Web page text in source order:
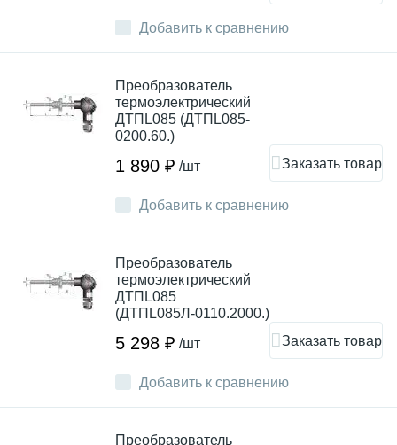
Добавить к сравнению
Добавить к сравнению
Преобразователь
термоэлектрический
ДТПL085 (ДТПL085-
0200.60.)
1 890 ₽ /шт Заказать товар
Добавить к сравнению
Преобразователь
термоэлектрический
ДТПL085
(ДТПL085Л-0110.2000.)
5 298 ₽ /шт Заказать товар
Преобразователь